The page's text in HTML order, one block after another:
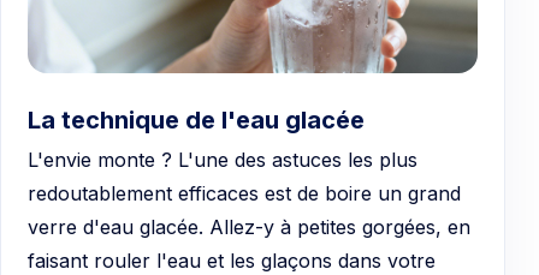
La technique de l'eau glacée
L'envie monte ? L'une des astuces les plus
redoutablement efficaces est de boire un grand
verre d'eau glacée. Allez-y à petites gorgées, en
faisant rouler l'eau et les glaçons dans votre